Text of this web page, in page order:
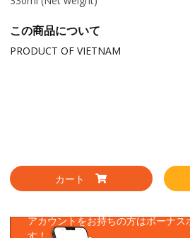
この商品について
PRODUCT OF VIETNAM
カート
アカウントをお持ちの方はボーナス